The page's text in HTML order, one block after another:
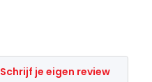
Schrijf je eigen review